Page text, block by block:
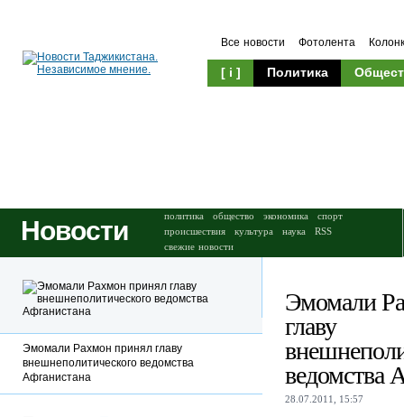
Все новости Фотолента
[ i ] Политика
Новости политика общество экономика
спорт
происшествия
культура наука
RSS
свежие новости
Эмомали
главу
ведомства
28.07.2011, 15:57
Эмомали Рахмон принял главу
внешнеполитического ведомства
Афганистана